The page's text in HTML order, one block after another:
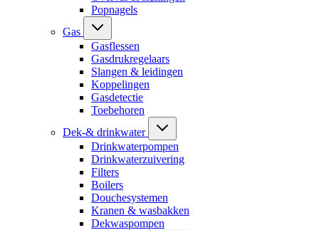
Popnagels
Gas
Gasflessen
Gasdrukregelaars
Slangen & leidingen
Koppelingen
Gasdetectie
Toebehoren
Dek-& drinkwater
Drinkwaterpompen
Drinkwaterzuivering
Filters
Boilers
Douchesystemen
Kranen & wasbakken
Dekwaspompen